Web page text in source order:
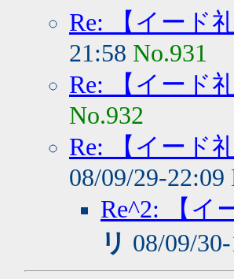
Re: 【イード
21:58 No.931
Re: 【イード
No.932
Re: 【イード
08/09/29-22:09
Re^2: 【イ
リ 08/09/